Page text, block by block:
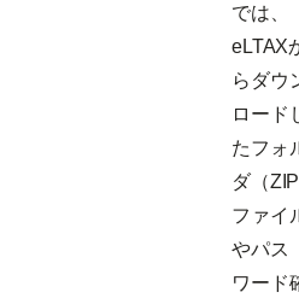
では、
eLTAX
らダウ
ロード
たフォ
ダ（ZIP
ファイ
やパス
ワード